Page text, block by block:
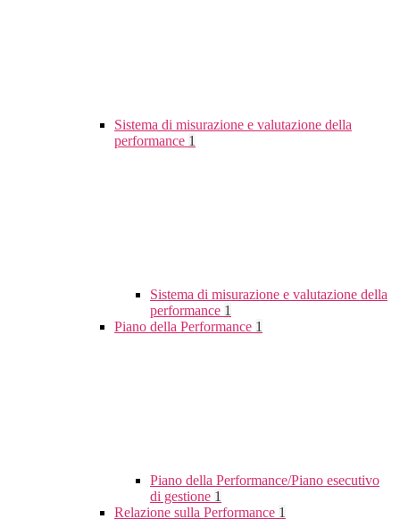
Sistema di misurazione e valutazione della
performance 1
Sistema di misurazione e valutazione della
performance 1
Piano della Performance 1
Piano della Performance/Piano esecutivo
di gestione 1
Relazione sulla Performance 1